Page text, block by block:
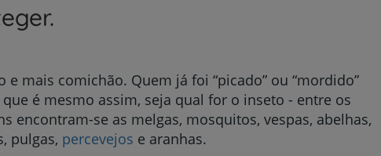
e mais comichão. Quem já foi “picado” ou “mordido”
é mesmo assim, seja qual for o inseto - entre os
encontram-se as melgas, mosquitos, vespas, abelhas,
pulgas, percevejos e aranhas.